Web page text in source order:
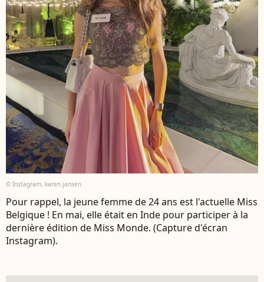
© Instagram, karen.jansen
Pour rappel, la jeune femme de 24 ans est l'actuelle Miss
Belgique ! En mai, elle était en Inde pour participer à la
dernière édition de Miss Monde. (Capture d'écran
Instagram).